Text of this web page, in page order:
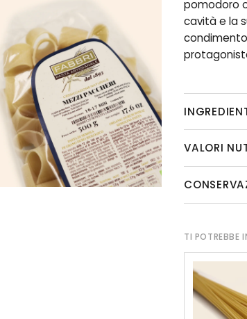
pomodoro
cavità e la
VALORI
TI POTREBBE